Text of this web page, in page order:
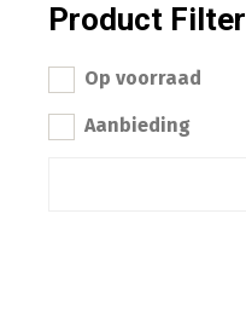
Product Filter
Op voorraad
Aanbieding